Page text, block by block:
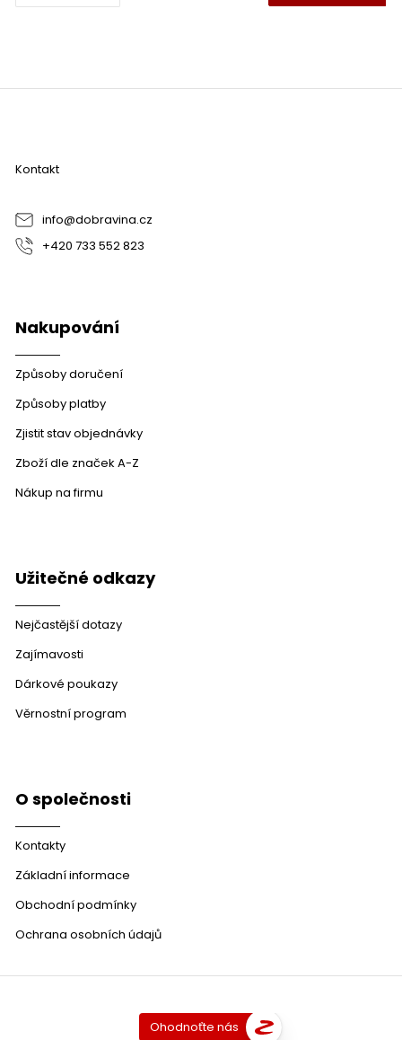
Z
Kontakt
info@dobravina.cz
+420 733 552 823
Nakupování
Způsoby doručení
Způsoby platby
Zjistit stav objednávky
Zboží dle značek A-Z
Nákup na firmu
Užitečné odkazy
Nejčastější dotazy
Zajímavosti
Dárkové poukazy
Věrnostní program
O společnosti
Kontakty
Základní informace
Obchodní podmínky
Ochrana osobních údajů
Ohodnoťte nás